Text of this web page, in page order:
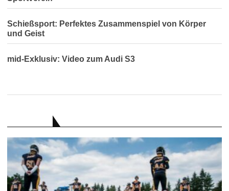
Schießsport: Perfektes Zusammenspiel von Körper
und Geist
mid-Exklusiv: Video zum Audi S3